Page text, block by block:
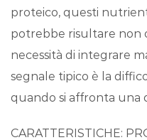
proteico, questi
potrebbe risultare non
necessità di integrare
segnale tipico è la
quando si affronta una
CARATTERISTICHE: